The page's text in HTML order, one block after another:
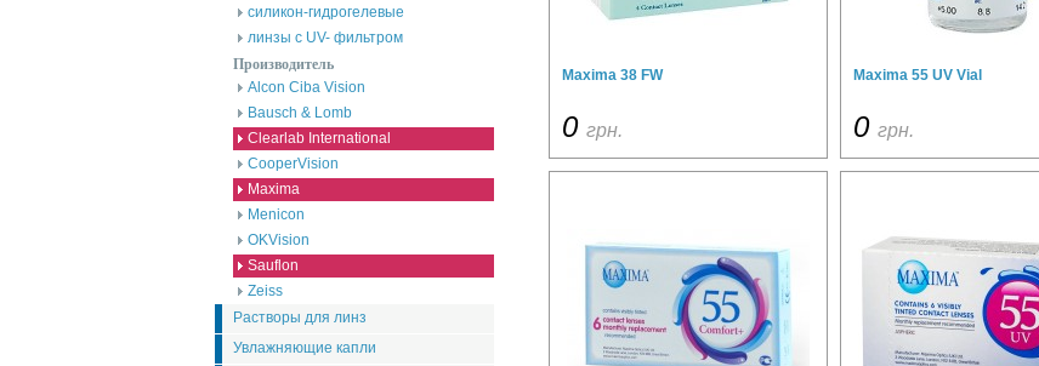
силикон-гидрогелевые
линзы с UV- фильтром
Производитель
Alcon Ciba Vision
Bausch & Lomb
Clearlab International
CooperVision
Maxima
Menicon
OKVision
Sauflon
Zeiss
Растворы для линз
Увлажняющие капли
Maxima 38 FW
0 грн.
Maxima 55 UV Vial
0 грн.